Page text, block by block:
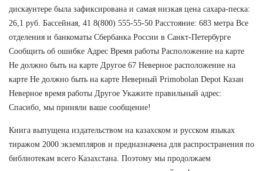
дискаунтере была зафиксирована и самая низкая цена сахара-песка:
26,1 руб. Бассейная, 41 8(800) 555-55-50 Расстояние: 683 метра Все
отделения и банкоматы Сбербанка России в Санкт-Петербурге
Сообщить об ошибке Адрес Время работы Расположение на карте
Не должно быть на карте Другое 67 Неверное расположение на
карте Не должно быть на карте Неверный Primobolan Depot Казан
Неверное время работы Другое Укажите правильный адрес:
Спасибо, мы приняли ваше сообщение!
Книга выпущена издательством на казахском и русском языках
тиражом 2000 экземпляров и предназначена для распространения по
библиотекам всего Казахстана. Поэтому мы продолжаем